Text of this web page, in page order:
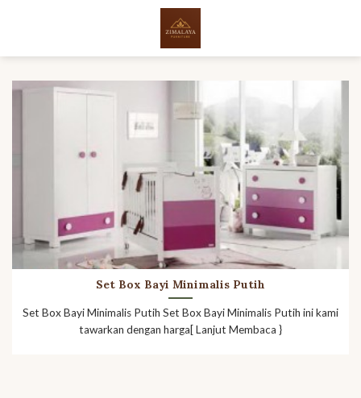
Set Box Bayi Minimalis Putih
Set Box Bayi Minimalis Putih Set Box Bayi Minimalis Putih ini kami
tawarkan dengan harga[ Lanjut Membaca }